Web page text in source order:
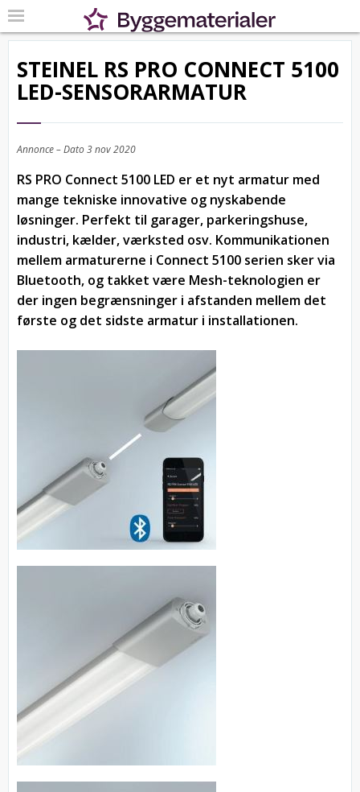
STEINEL RS PRO CONNECT 5100
LED-SENSORARMATUR
Annonce – Dato3 nov 2020
RS PRO Connect 5100 LED er et nyt armatur med
mange tekniske innovative og nyskabende
løsninger. Perfekt til garager, parkeringshuse,
industri, kælder, værksted osv. Kommunikationen
mellem armaturerne i Connect 5100 serien sker via
Bluetooth, og takket være Mesh-teknologien er
der ingen begrænsninger i afstanden mellem det
første og det sidste armatur i installationen.